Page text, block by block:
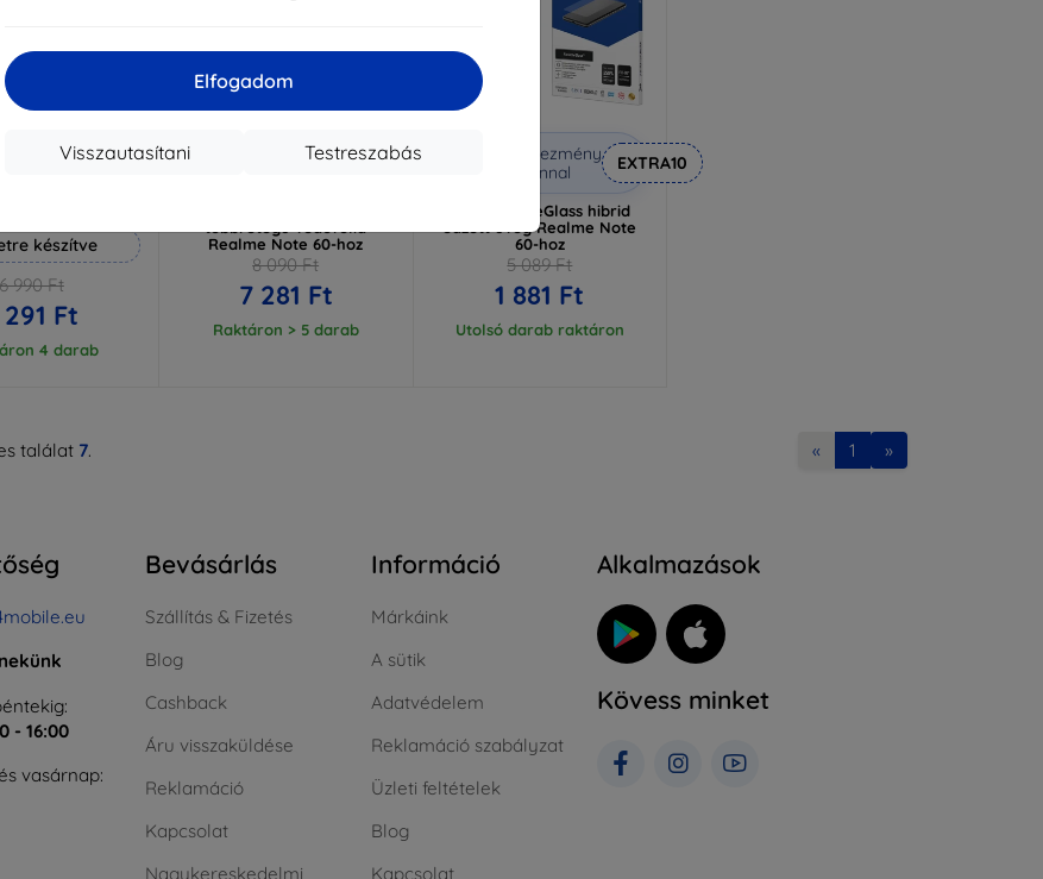
Elfogadom
Testreszabás
Visszautasítani
Kedvezmény
EXTRA10
védőfólia
készítve
6 990 Ft
Ft
4 darab
Kedvezmény
EXTRA10
Realme Note 60-hoz
8 090 Ft
7 281 Ft
Raktáron > 5 darab
Kedvezmény
kuponnal
EXTRA10
3MK FlexibleGlass hibrid
edzett üveg Realme Note
60-hoz
5 089 Ft
1 881 Ft
Utolsó darab raktáron
találat 7. « 1 »
- 16:00
vasárnap:
Bevásárlás
Szállítás & Fizetés
Blog
Cashback
Áru visszaküldése
Reklamáció
Kapcsolat
Nagykereskedelmi
Információ
Márkáink
A sütik
Adatvédelem
Reklamáció szabályzat
Üzleti feltételek
Blog
Kapcsolat
Alkalmazások
Kövess minket